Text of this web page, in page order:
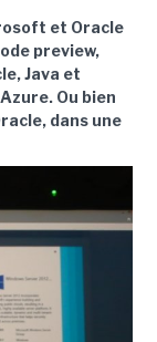
et Oracle
preview,
Java et
Ou bien
dans une